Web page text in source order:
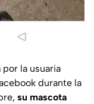
la usuaria
durante la
su mascota